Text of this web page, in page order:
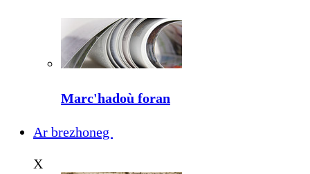
Marc'hadoù foran
Ar brezhoneg
X